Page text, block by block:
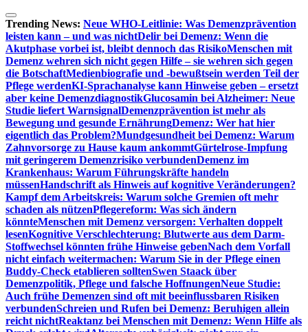
Zum
Inhalt
springen
Trending News: Neue WHO-Leitlinie: Was Demenzprävention
leisten kann – und was nichtDelir bei Demenz: Wenn die
Akutphase vorbei ist, bleibt dennoch das RisikoMenschen mit
Demenz wehren sich nicht gegen Hilfe – sie wehren sich gegen
die BotschaftMedienbiografie und -bewußtsein werden Teil der
Pflege werdenKI-Sprachanalyse kann Hinweise geben – ersetzt
aber keine DemenzdiagnostikGlucosamin bei Alzheimer: Neue
Studie liefert WarnsignalDemenzprävention ist mehr als
Bewegung und gesunde ErnährungDemenz: Wer hat hier
eigentlich das Problem?Mundgesundheit bei Demenz: Warum
Zahnvorsorge zu Hause kaum ankommtGürtelrose-Impfung
mit geringerem Demenzrisiko verbundenDemenz im
Krankenhaus: Warum Führungskräfte handeln
müssenHandschrift als Hinweis auf kognitive Veränderungen?
Kampf dem Arbeitskreis: Warum solche Gremien oft mehr
schaden als nützenPflegereform: Was sich ändern
könnteMenschen mit Demenz versorgen: Verhalten doppelt
lesenKognitive Verschlechterung: Blutwerte aus dem Darm-
Stoffwechsel könnten frühe Hinweise gebenNach dem Vorfall
nicht einfach weitermachen: Warum Sie in der Pflege einen
Buddy-Check etablieren solltenSwen Staack über
Demenzpolitik, Pflege und falsche HoffnungenNeue Studie:
Auch frühe Demenzen sind oft mit beeinflussbaren Risiken
verbundenSchreien und Rufen bei Demenz: Beruhigen allein
reicht nichtReaktanz bei Menschen mit Demenz: Wenn Hilfe als